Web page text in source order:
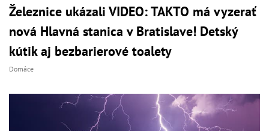
Železnice ukázali VIDEO: TAKTO má vyzerať
nová Hlavná stanica v Bratislave! Detský
kútik aj bezbarierové toalety
Domáce